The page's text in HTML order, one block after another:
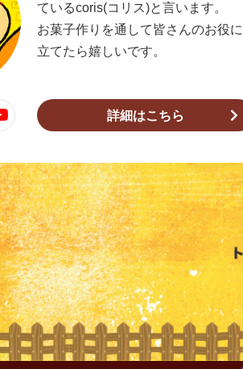
ているcoris(コリス)と言います。
お菓子作りを通して皆さんのお役に
立てたら嬉しいです。
詳細はこちら